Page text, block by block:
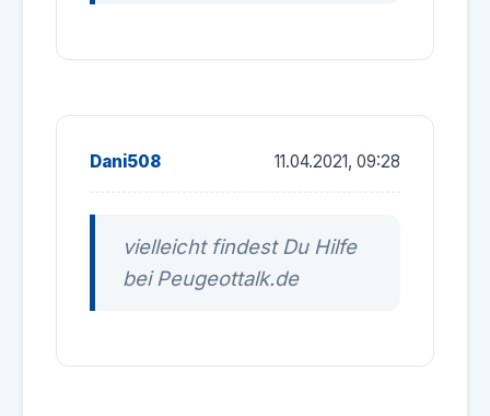
Dani508 11.04.2021, 09:28
vielleicht findest Du Hilfe
bei Peugeottalk.de